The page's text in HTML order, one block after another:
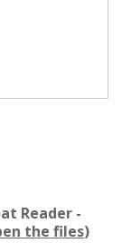
Reader -
the files)